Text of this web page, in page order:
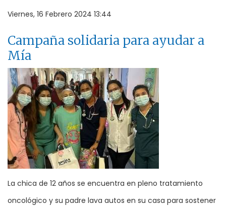
Viernes, 16 Febrero 2024 13:44
Campaña solidaria para ayudar a
Mía
La chica de 12 años se encuentra en pleno tratamiento
oncológico y su padre lava autos en su casa para sostener